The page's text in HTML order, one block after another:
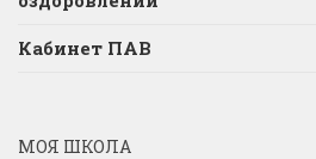
Кабинет ПАВ
МОЯ ШКОЛА